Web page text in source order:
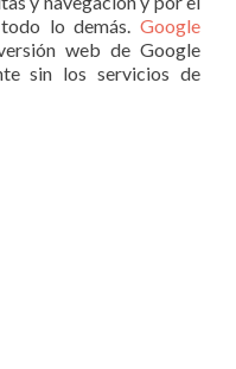
lo demás. Google
web de Google
sin los servicios de